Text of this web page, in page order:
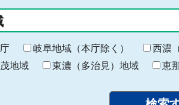
終
わ
り
岐阜地域（本庁除く） 西濃
地域
東濃（多治見）地域 恵